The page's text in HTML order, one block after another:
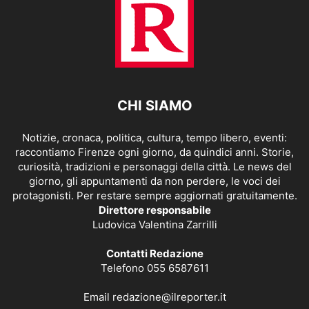
CHI SIAMO
Notizie, cronaca, politica, cultura, tempo libero, eventi:
raccontiamo Firenze ogni giorno, da quindici anni. Storie,
curiosità, tradizioni e personaggi della città. Le news del
giorno, gli appuntamenti da non perdere, le voci dei
protagonisti. Per restare sempre aggiornati gratuitamente.
Direttore responsabile
Ludovica Valentina Zarrilli
Contatti Redazione
Telefono 055 6587611
Email redazione@ilreporter.it